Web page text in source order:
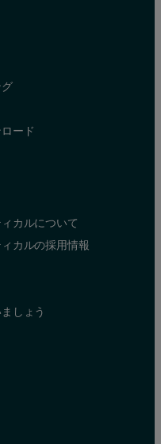
ード
カルについて
カルの採用情報
しょう